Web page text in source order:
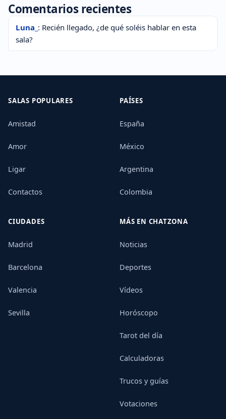
Comentarios recientes
Luna_ : Recién llegado, ¿de qué soléis hablar en esta
sala?
SALAS POPULARES
Amistad
Amor
Ligar
Contactos
PAÍSES
España
México
Argentina
Colombia
CIUDADES
Madrid
Barcelona
Valencia
Sevilla
MÁS EN CHATZONA
Noticias
Deportes
Vídeos
Horóscopo
Tarot del día
Calculadoras
Trucos y guías
Votaciones